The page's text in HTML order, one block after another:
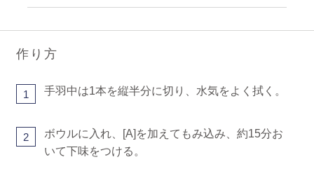
作り方
1 手羽中は1本を縦半分に切り、水気をよく拭く。
2
ボウルに入れ、[A]を加えてもみ込み、約15分お
いて下味をつける。